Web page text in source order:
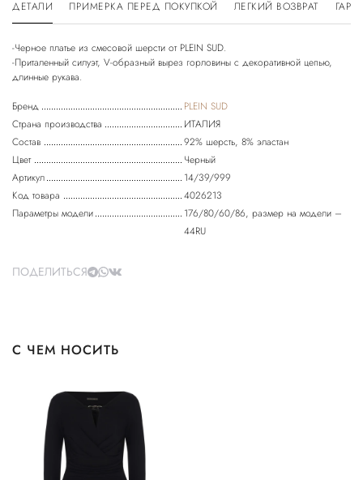
ДЕТАЛИ ПРИМЕРКА ПЕРЕД ПОКУПКОЙ ЛЕГКИЙ ВОЗВРАТ
-Черное платье из смесовой шерсти от PLEIN SUD.
-Приталенный силуэт, V-образный вырез горловины с декоративной цепью,
Бренд
PLEIN SUD
Страна производства
ИТАЛИЯ
Состав
92% шерсть, 8% эластан
Цвет
Черный
Артикул
14/39/999
Код товара
4026213
Параметры модели
176/80/60/86, размер на модели –
44RU
ПОДЕЛИТЬСЯ
С ЧЕМ НОСИТЬ